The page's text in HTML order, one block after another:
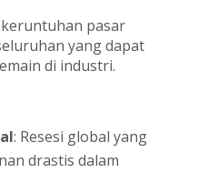
pasar
yang dapat
di industri.
: Resesi global yang
drastis dalam